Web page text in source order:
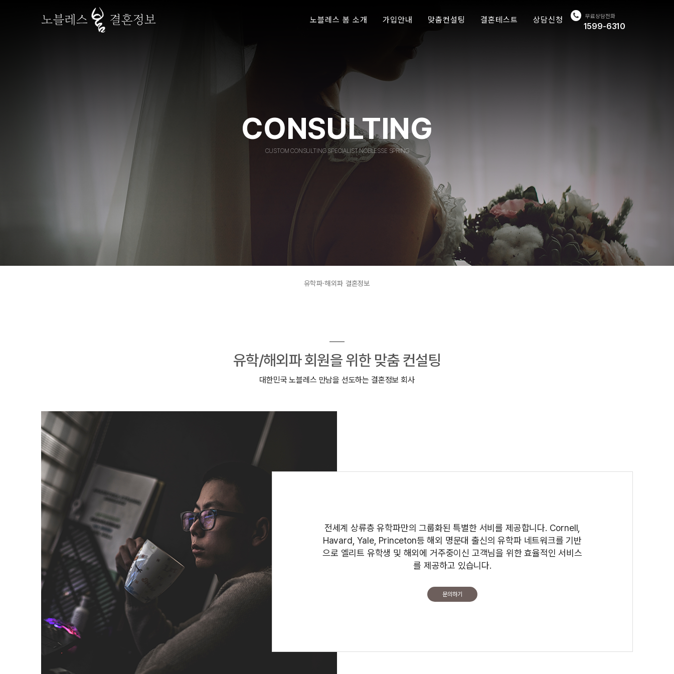
노블레스 봄 소개
CEO 인사말
언론속 노블레스 봄
미디어속 노블레스 봄
성혼 스토리
가입안내
가입절차
클래스 가이드
맞춤컨설팅
명문대 동문
재혼 스페셜
유학/해외파
자녀결혼
결혼테스트 상담신청 무료상담전화
1599-6310
CONSULTING
CUSTOM CONSULTING SPECIALIST NOBLESSE SPRING
유학파·해외파 결혼정보
유학/해외파 회원을 위한 맞춤 컨설팅
대한민국 노블레스 만남을 선도하는 결혼정보 회사
전세계 상류층 유학파만의 그룹화된 특별한 서비를 제공합니다. Cornell,
Havard, Yale, Princeton등 해외 명문대 출신의 유학파 네트워크를 기반
으로 엘리트 유학생 및 해외에 거주중이신 고객님을 위한 효율적인 서비스
를 제공하고 있습니다.
문의하기